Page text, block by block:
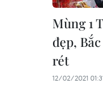
Mùng 1
đẹp,
rét
12/02/2021